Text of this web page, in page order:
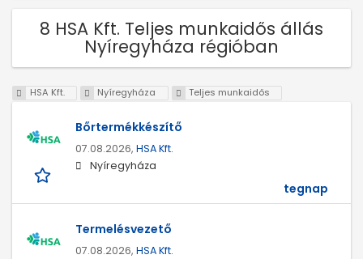
8 HSA Kft. Teljes munkaidős állás
Nyíregyháza régióban
HSA Kft. Nyíregyháza Teljes munkaidős
Bőrtermékkészítő
07.08.2026, HSA Kft.
Nyíregyháza
tegnap
Termelésvezető
07.08.2026, HSA Kft.